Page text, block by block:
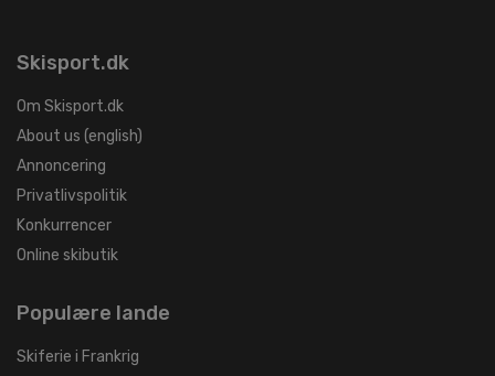
Skisport.dk
Om Skisport.dk
About us (english)
Annoncering
Privatlivspolitik
Konkurrencer
Online skibutik
Populære lande
Skiferie i Frankrig